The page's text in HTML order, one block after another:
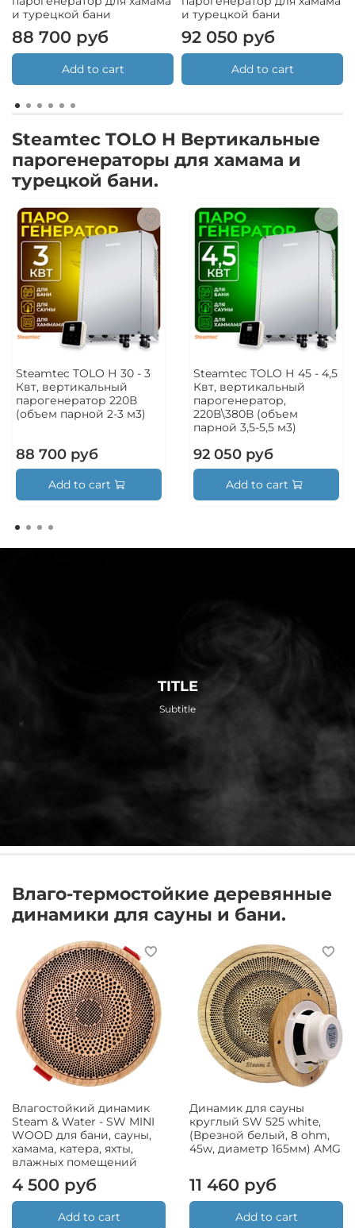
и турецкой бани
88 700 руб
Add to cart
и турецкой бани
92 050 руб
Add to cart
Steamtec TOLO H Вертикальные
парогенераторы для хамама и
турецкой бани.
Steamtec TOLO Н 30 - 3
Квт, вертикальный
парогенератор 220В
(объем парной 2-3 м3)
88 700 руб
Add to cart
Steamtec TOLO Н 45 - 4,5
Квт, вертикальный
парогенератор,
220В\380В (объем
парной 3,5-5,5 м3)
92 050 руб
Add to cart
TITLE
Subtitle
Влаго-термостойкие деревянные
динамики для сауны и бани.
Влагостойкий динамик
Steam & Water - SW MINI
WOOD для бани, сауны,
хамама, катера, яхты,
влажных помещений
4 500 руб
Add to cart
Динамик для сауны
круглый SW 525 white,
(Врезной белый, 8 ohm,
45w, диаметр 165мм) AMG
11 460 руб
Add to cart